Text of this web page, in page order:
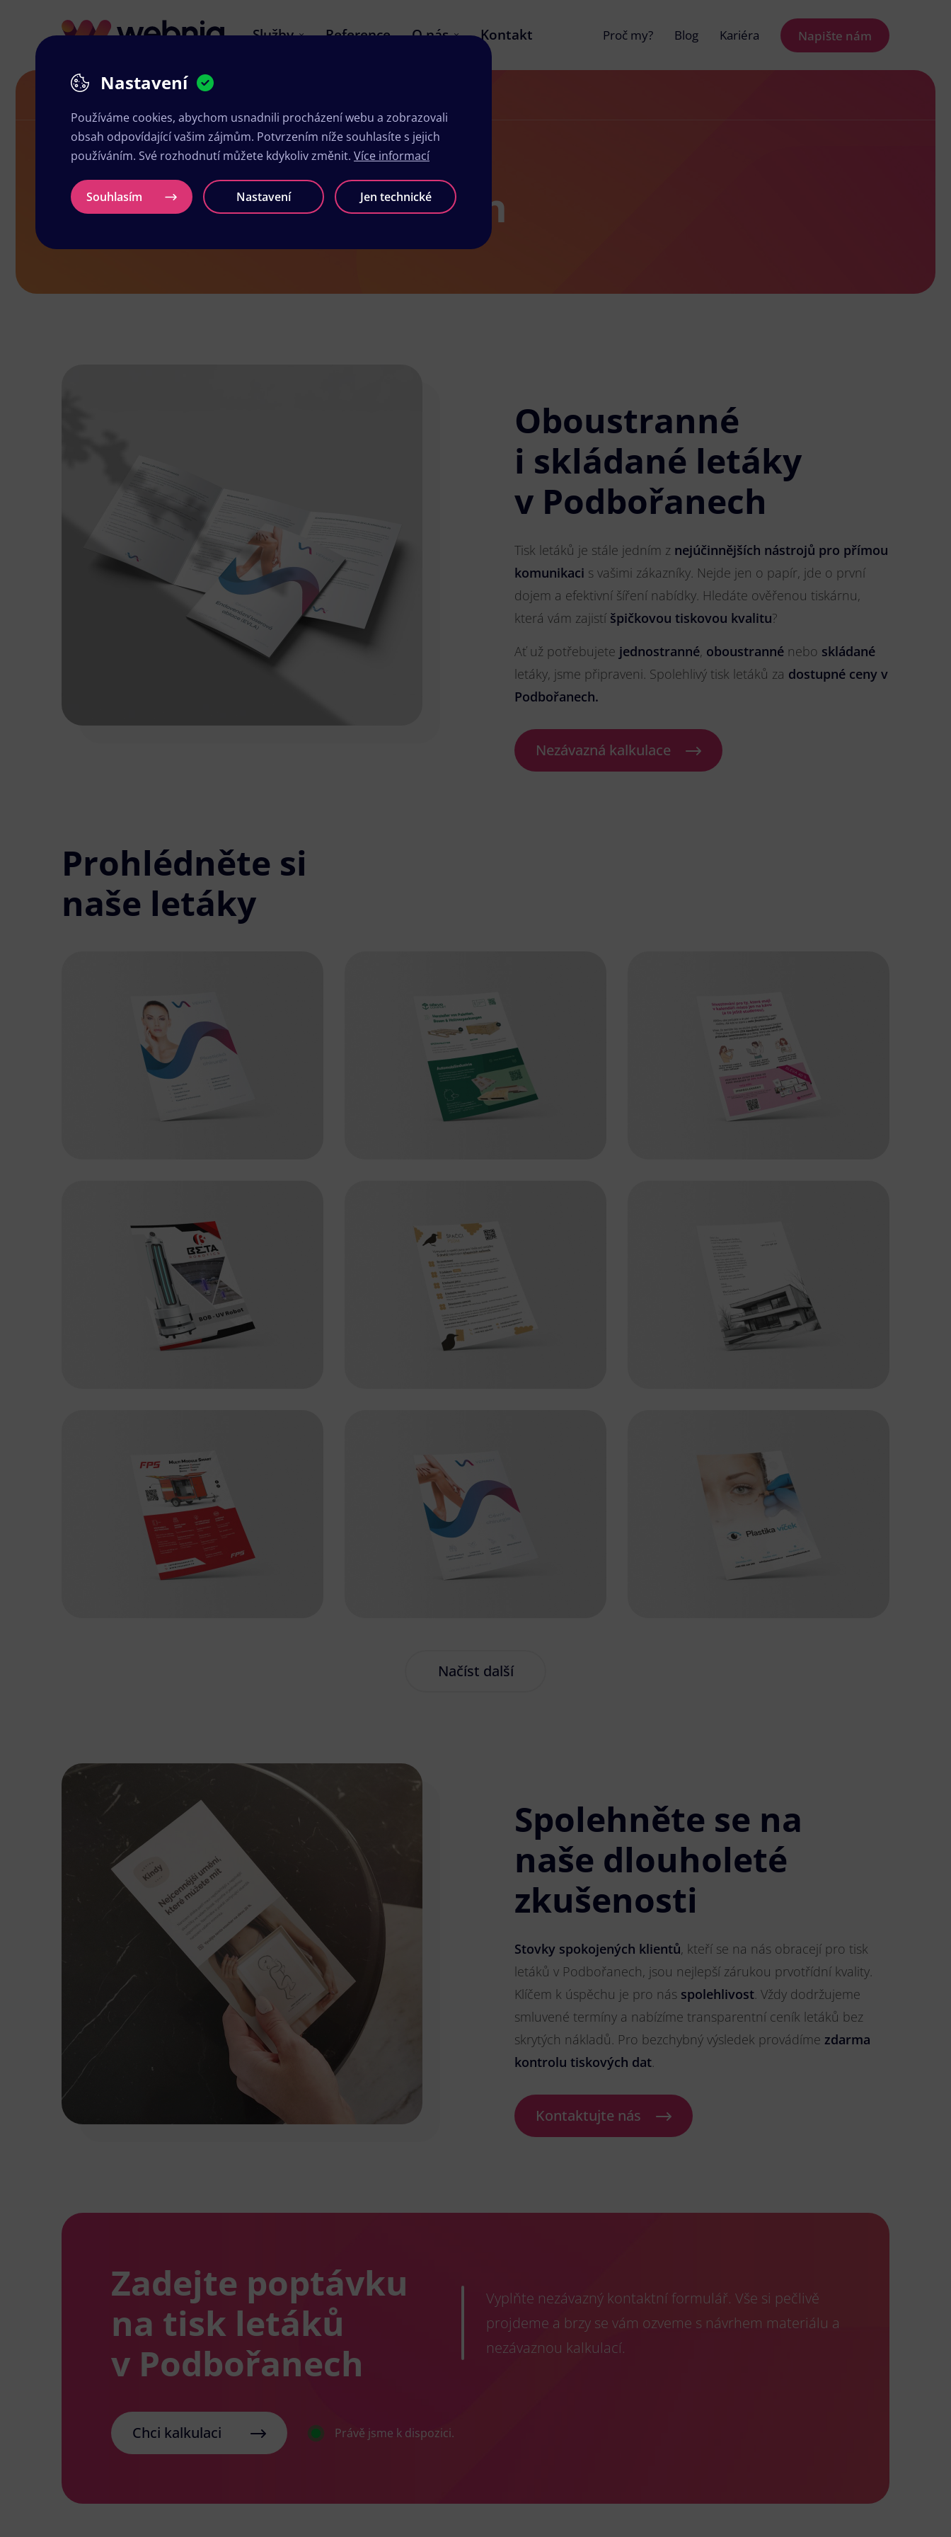
Služby Reference O nás Kontakt Proč my? Blog Kariéra Napište nám
Letáky v Podbořanech
Letáky v Podbořanech
Oboustranné
i skládané letáky
v Podbořanech
Tisk letáků je stále jedním z nejúčinnějších nástrojů pro přímou
komunikaci s vašimi zákazníky. Nejde jen o papír, jde o první
dojem a efektivní šíření nabídky. Hledáte ověřenou tiskárnu,
která vám zajistí špičkovou tiskovou kvalitu?
Ať už potřebujete jednostranné, oboustranné nebo skládané
letáky, jsme připraveni. Spolehlivý tisk letáků za dostupné ceny v
Podbořanech.
Nezávazná kalkulace
Prohlédněte si
naše letáky
Načíst další
Spolehněte se na
naše dlouholeté
zkušenosti
Stovky spokojených klientů, kteří se na nás obracejí pro tisk
letáků v Podbořanech, jsou nejlepší zárukou prvotřídní kvality.
Klíčem k úspěchu je pro nás spolehlivost. Vždy dodržujeme
smluvené termíny a nabízíme transparentní ceník letáků bez
skrytých nákladů. Pro bezchybný výsledek provádíme zdarma
kontrolu tiskových dat.
Kontaktujte nás
Zadejte poptávku
na tisk letáků
v Podbořanech
Vyplňte nezávazný kontaktní formulář. Vše si pečlivě
projdeme a brzy se vám ozveme s návrhem materiálu a
nezávaznou kalkulací.
Chci kalkulaci Právě jsme k dispozici.
Nastavení
Používáme cookies, abychom usnadnili procházení webu a zobrazovali
obsah odpovídající vašim zájmům. Potvrzením níže souhlasíte s jejich
používáním. Své rozhodnutí můžete kdykoliv změnit. Více informací
Souhlasím Nastavení Jen technické